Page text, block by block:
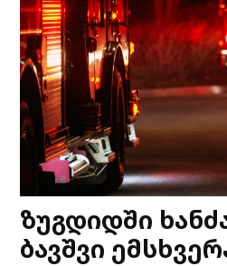
ზუგდიდში
ბავშვი